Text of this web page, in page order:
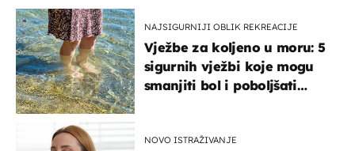
NAJSIGURNIJI OBLIK REKREACIJE
Vježbe za koljeno u moru: 5
sigurnih vježbi koje mogu
smanjiti bol i poboljšati
NOVO ISTRAŽIVANJE